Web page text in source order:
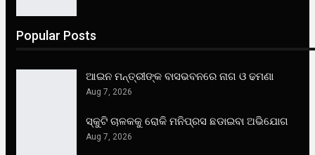
Popular Posts
ଆଇନ ମନ୍ତ୍ରୀଙ୍କ ବାସଭବନରେ ନାଗ ଓ ଢମଣା
Aug 7, 2026
ସ୍କୁଟି ଚାଳକକୁ ରୋକି ମନିପ୍ରସ ଛଡାଇବା ଅଭିଯୋଗ
Aug 7, 2026